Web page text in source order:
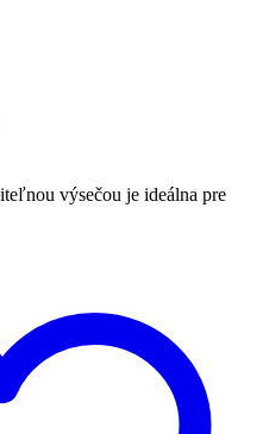
výsečou je ideálna pre